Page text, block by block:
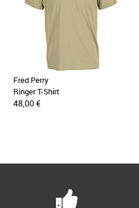
Fred Perry
Ringer T-Shirt
48,00 €